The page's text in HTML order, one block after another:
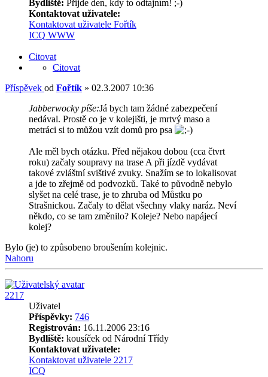
Bydliště: Přijde den, kdy to odtajním! ;-)
Kontaktovat uživatele:
Kontaktovat uživatele Fořtík
ICQ WWW
Citovat
Citovat
Příspěvek od Fořtík » 02.3.2007 10:36
Jabberwocky píše:Já bych tam žádné zabezpečení
nedával. Prostě co je v kolejišti, je mrtvý maso a
metráci si to můžou vzít domů pro psa
Ale měl bych otázku. Před nějakou dobou (cca čtvrt
roku) začaly soupravy na trase A při jízdě vydávat
takové zvláštní svištivé zvuky. Snažím se to lokalisovat
a jde to zřejmě od podvozků. Také to původně nebylo
slyšet na celé trase, je to zhruba od Můstku po
Strašnickou. Začaly to dělat všechny vlaky naráz. Neví
někdo, co se tam změnilo? Koleje? Nebo napájecí
kolej?
Bylo (je) to způsobeno broušením kolejnic.
Nahoru
2217
Uživatel
Příspěvky: 746
Registrován: 16.11.2006 23:16
Bydliště: kousíček od Národní Třídy
Kontaktovat uživatele:
Kontaktovat uživatele 2217
ICQ